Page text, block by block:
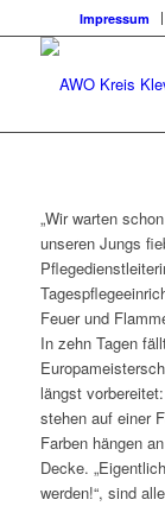
Impressum
„Wir warten
unseren Jungs
Feuer und
In zehn Tagen
längst
stehen auf einer
Farben hängen
Decke.
werden!“, sind